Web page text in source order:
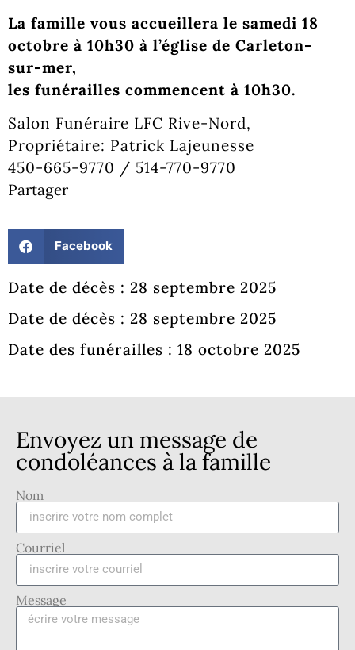
La famille vous accueillera le samedi 18
octobre à 10h30 à l’église de Carleton-
sur-mer,
les funérailles commencent à 10h30.
Salon Funéraire LFC Rive-Nord,
Propriétaire: Patrick Lajeunesse
450-665-9770 / 514-770-9770
Partager
Facebook
Date de décès : 28 septembre 2025
Date de décès : 28 septembre 2025
Date des funérailles : 18 octobre 2025
Envoyez un message de
condoléances à la famille
Nom
Courriel
Message